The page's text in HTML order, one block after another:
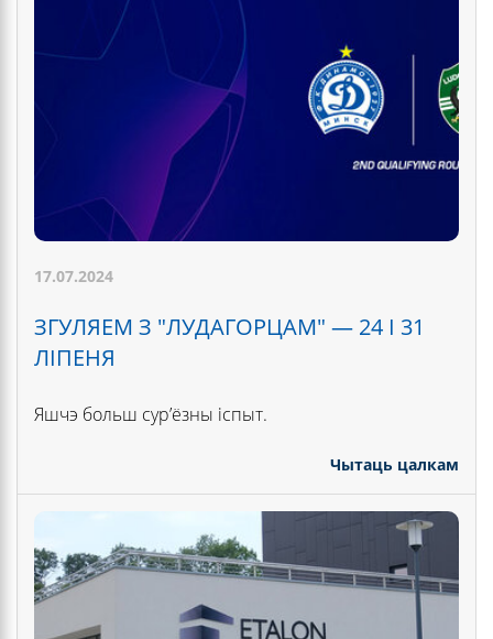
17.07.2024
ЗГУЛЯЕМ З "ЛУДАГОРЦАМ" — 24 І 31
ЛІПЕНЯ
Яшчэ больш сур’ёзны іспыт.
Чытаць цалкам